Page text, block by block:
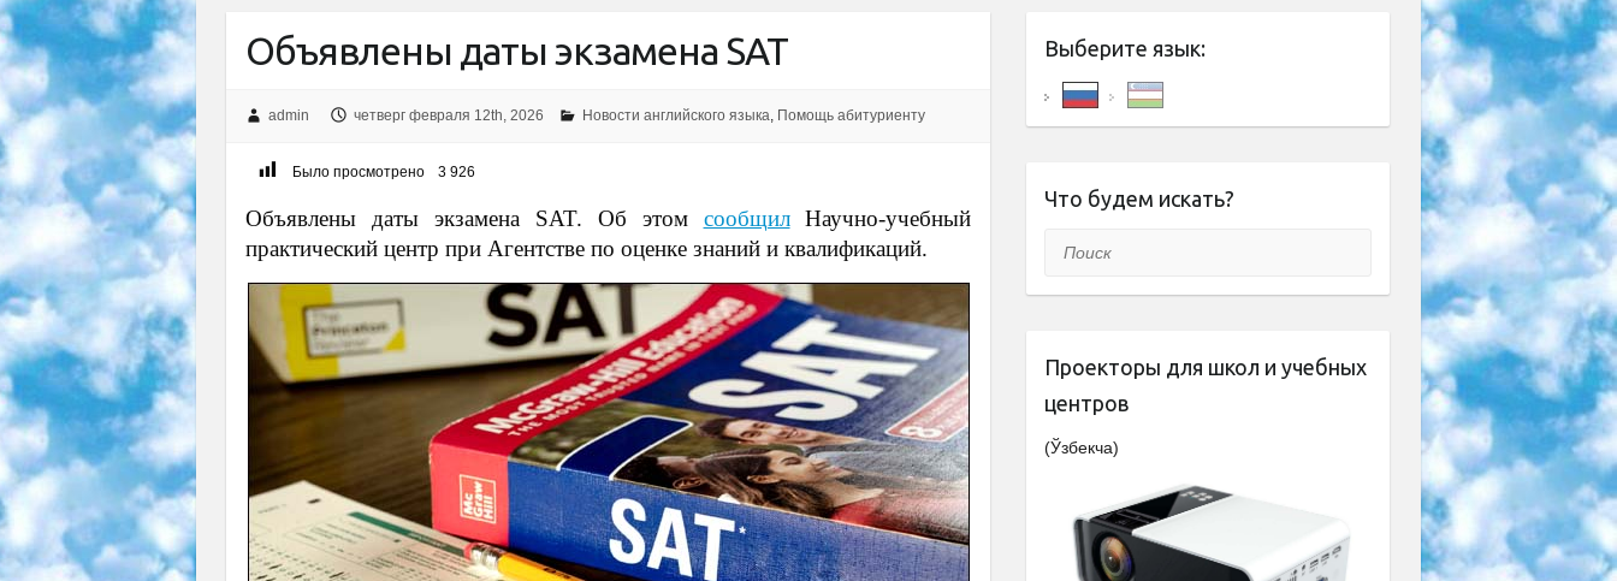
Объявлены даты экзамена SAT
admin четверг февраля 12th, 2026 Новости английского языка, Помощь абитуриенту
Было просмотрено 3 926
Объявлены даты экзамена SAT. Об этом сообщилНаучно-учебный
практический центр при Агентстве по оценке знаний и квалификаций.
Выберите язык:
Что будем искать?
Поиск
Проекторы для школ и учебных
центров
(Ўзбекча)